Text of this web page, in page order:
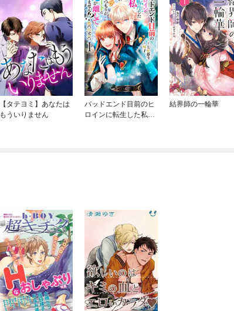
【タテヨミ】あなたは
もういりません
バッドエンド目前のヒ
ロインに転生した私、
結界師の一輪華